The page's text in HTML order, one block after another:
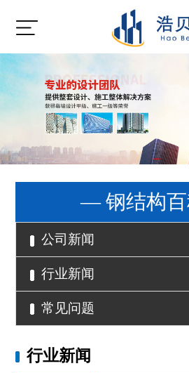
— 钢结构
公司新闻
行业新闻
常见问题
行业新闻